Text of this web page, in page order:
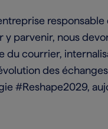
parvenir, nous
du courrier,
des
#Reshape2029,